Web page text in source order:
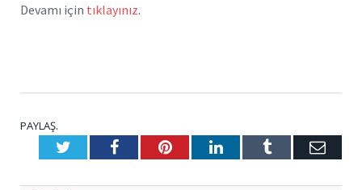
Devamı için tıklayınız.
PAYLAŞ.
TwitterFacebookPinterestLinkedInTumblr E-